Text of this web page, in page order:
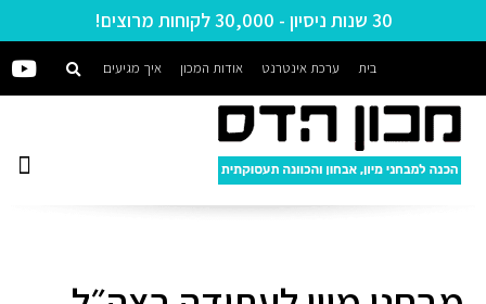
30 שנות ניסיון - 30,000 לקוחות מרוצים!
בית ערכת אינטרנט אודות המכון איך מגיעים